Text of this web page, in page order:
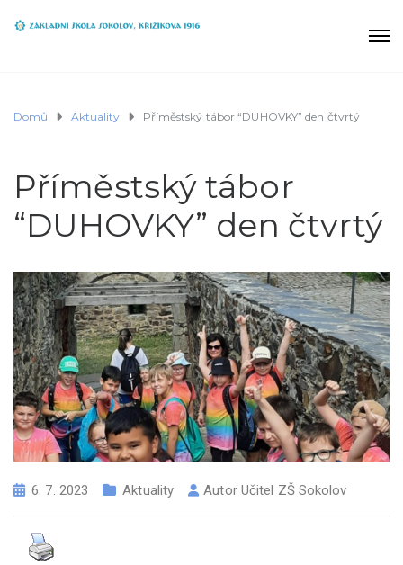
Domů Aktuality Příměstský tábor “DUHOVKY” den čtvrtý
Příměstský tábor
“DUHOVKY” den čtvrtý
6. 7. 2023 Aktuality Autor Učitel ZŠ Sokolov